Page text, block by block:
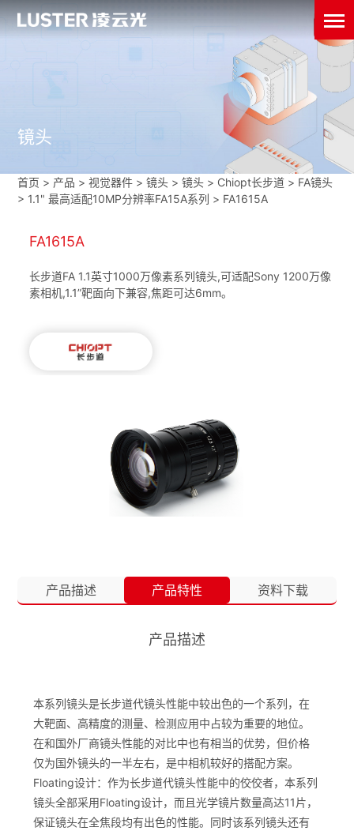
镜头
首页 > 产品 > 视觉器件 >镜头 >镜头 > Chiopt长步道 > FA镜头
> 1.1" 最高适配10MP分辨率FA15A系列 > FA1615A
FA1615A
长步道FA 1.1英寸1000万像素系列镜头,可适配Sony 1200万像
素相机,1.1”靶面向下兼容,焦距可达6mm。
产品描述 产品特性 资料下载
产品描述
本系列镜头是长步道代镜头性能中较出色的一个系列，在
大靶面、高精度的测量、检测应用中占较为重要的地位。
在和国外厂商镜头性能的对比中也有相当的优势，但价格
仅为国外镜头的一半左右，是中相机较好的搭配方案。
Floating设计：作为长步道代镜头性能中的佼佼者，本系列
镜头全部采用Floating设计，而且光学镜片数量高达11片，
保证镜头在全焦段均有出色的性能。同时该系列镜头还有